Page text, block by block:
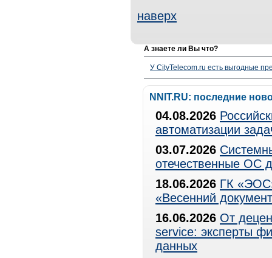
наверх
А знаете ли Вы что?
У CityTelecom.ru есть выгодные
NNIT.RU: последние
04.08.2026
автоматизации
03.07.2026
отечественные ОС
18.06.2026 ГК
«Весенний
16.06.2026 От
service: эксперты
данных